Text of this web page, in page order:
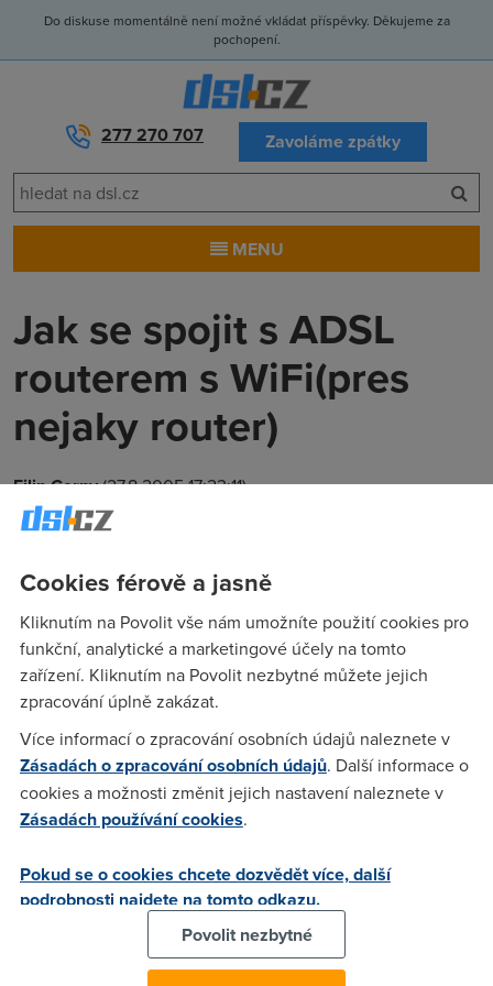
Do diskuse momentálně není možné vkládat příspěvky. Děkujeme za
pochopení.
277 270 707 Zavoláme zpátky
MENU
Jak se spojit s ADSL
routerem s WiFi(pres
nejaky router)
Filip Cerny(27.8.2005 17:23:11)
Dobry den, kamarad mi sdili pripojeni ADSL prez WLAN,
postavil z 166Mhz Pentia na balkon router, moc dobre to
nejelo a nakonec se uz vubec nerozjel a proto sem se
rozhodl koupit HW router mohli by jste mi nejaky doporucit
modem u kamose je Vigor2600Ge annex B. Nevite jestli
potrebuju nejaky Acesspoint s routrem nebo staci normalni
bez routru. A mohli by jste mi doporucit nejaky levnejsi
(okolo 2000) co se na nej umi pripojit (nejspit s klient
modem moc tomu nerozumim) PREDEM DEKUJI
stačí jenom čiste access point, který umí klienta. Já osobně
mám doma D-LINK DWL-2000AP+ (jenom na indoor)a jede
perfektně a stojí nějak okolo těch dvou táců. Taky se ti bude
hodit, protože je to 802.11g a ten Vigor je taky géčko, takže
Cookies férově a jasně
Kliknutím na Povolit vše nám umožníte použití cookies pro
funkční, analytické a marketingové účely na tomto
zařízení. Kliknutím na Povolit nezbytné můžete jejich
zpracování úplně zakázat.
Více informací o zpracování osobních údajů naleznete v
Zásadách o zpracování osobních údajů. Další informace o
cookies a možnosti změnit jejich nastavení naleznete v
Zásadách používání cookies.
Pokud se o cookies chcete dozvědět více, další
podrobnosti najdete na tomto odkazu.
Povolit nezbytné